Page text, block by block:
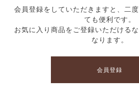
会員登録をしていただきますと、二
ても便利です。
お気に入り商品をご登録いただける
なります。
会員登録